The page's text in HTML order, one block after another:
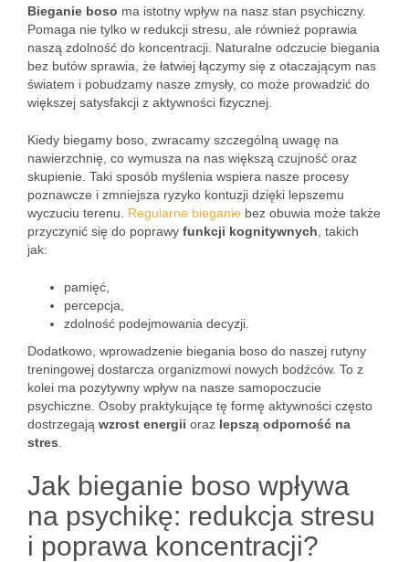
Bieganie boso ma istotny wpływ na nasz stan psychiczny.
Pomaga nie tylko w redukcji stresu, ale również poprawia
naszą zdolność do koncentracji. Naturalne odczucie biegania
bez butów sprawia, że łatwiej łączymy się z otaczającym nas
światem i pobudzamy nasze zmysły, co może prowadzić do
większej satysfakcji z aktywności fizycznej.
Kiedy biegamy boso, zwracamy szczególną uwagę na
nawierzchnię, co wymusza na nas większą czujność oraz
skupienie. Taki sposób myślenia wspiera nasze procesy
poznawcze i zmniejsza ryzyko kontuzji dzięki lepszemu
wyczuciu terenu. Regularne bieganie bez obuwia może także
przyczynić się do poprawy funkcji kognitywnych , takich
jak:
pamięć,
percepcja,
zdolność podejmowania decyzji.
Dodatkowo, wprowadzenie biegania boso do naszej rutyny
treningowej dostarcza organizmowi nowych bodźców. To z
kolei ma pozytywny wpływ na nasze samopoczucie
psychiczne. Osoby praktykujące tę formę aktywności często
dostrzegają wzrost energii oraz lepszą odporność na
stres
Jak bieganie boso wpływa
na psychikę: redukcja stresu
i poprawa koncentracji?